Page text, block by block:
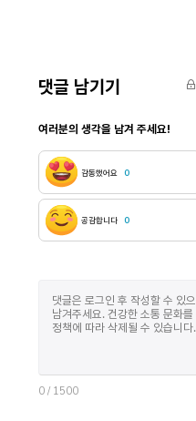
하다. 그레이엄 하먼은 지젝의 이러한 소급적 인과성이
지나치게 인간 지각에 제한되어 있
프루스트의 소설을, 혹은 그것의 태
표절한다는3) 식의 환상(적인, 그
통해서만 능히 해석될 수 있는 현실
인간이 인지할 수 있는 세계의 바
쓸모를 지닌다. 인간이 파악하거나
형태의 시공간에 관한 문학의 응
것인지 질문할 수 있다. 이것에 이미
이러한 다수의 시도 속에서 특히
잴 수 있는 것, 잴 수 없는 것 메이야수는 FHS(Fiction
Hors-Science)라고 직접 이름 붙
소설의 대표적인 예시로 르네 바르
언급한다. 소설에선 전기가 사라진
댓글 남기기
여러분의 생각을 남겨 주세요!
감동했어요 0
공감합니다 0
0 / 1500